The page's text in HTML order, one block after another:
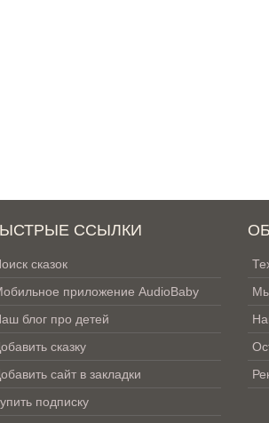
ССЫЛКИ
сказок
приложение AudioBaby
блог про детей
сказку
сайт в закладки
подписку